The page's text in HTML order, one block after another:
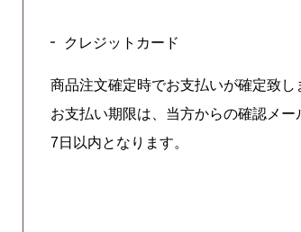
クレジットカード
商品注文確定時でお支払いが確定致し
お支払い期限は、当方からの確認メー
7日以内となります。